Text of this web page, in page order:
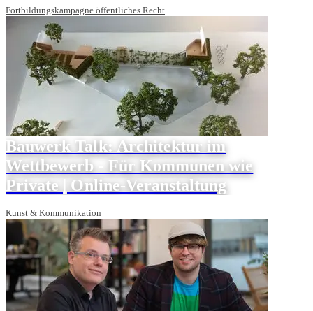
Fortbildungskampagne öffentliches Recht
Bauwerk Talk: Architektur im
Wettbewerb - Für Kommunen wie
Private | Online-Veranstaltung
Kunst & Kommunikation